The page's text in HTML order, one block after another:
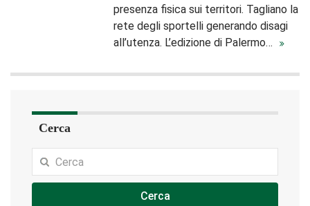
presenza fisica sui territori. Tagliano la
rete degli sportelli generando disagi
all’utenza. L’edizione di Palermo…
Cerca
Cerca